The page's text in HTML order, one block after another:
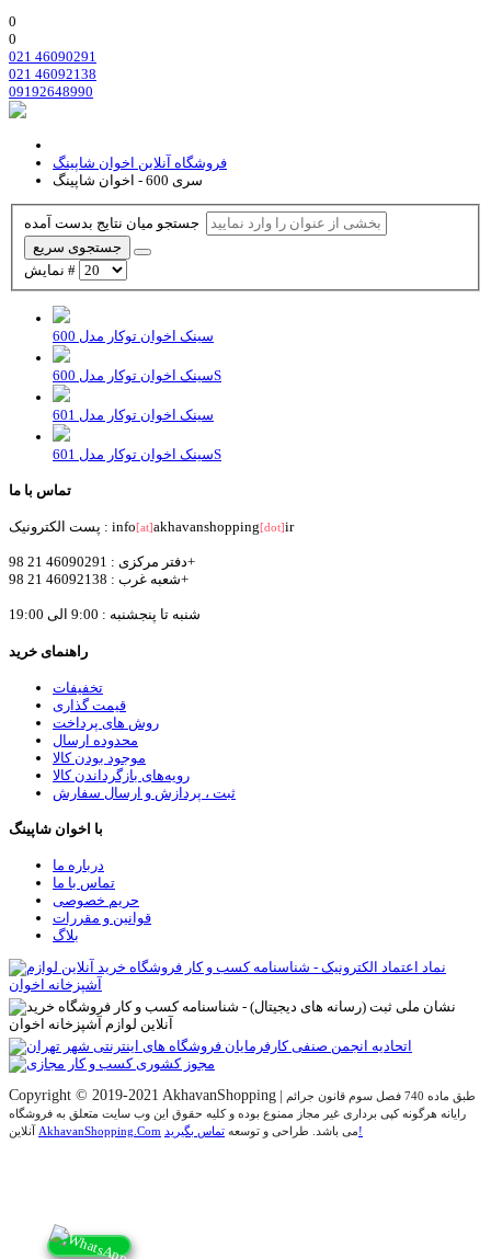
0
0
021 46090291
021 46092138
09192648990
فروشگاه آنلاین اخوان شاپینگ
سری 600 - اخوان شاپینگ
جستجوی سریع
نمایش #
سینک اخوان توکار مدل 600
سینک اخوان توکار مدل 600S
سینک اخوان توکار مدل 601
سینک اخوان توکار مدل 601S
تماس با ما
پست الکترونیک : info[at]akhavanshopping[dot]ir
دفتر مرکزی : 46090291 21 98+
شعبه غرب : 46092138 21 98+
شنبه تا پنجشنبه : 9:00 الی 19:00
راهنمای خرید
تخفیفات
قیمت گذاری
روش های پرداخت
محدوده ارسال
موجود بودن کالا
رویه‌های بازگرداندن کالا
ثبت ، پردازش و ارسال سفارش
با اخوان شاپینگ
درباره ما
تماس با ما
حریم خصوصی
قوانین و مقررات
بلاگ
Copyright © 2019-2021 AkhavanShopping | طبق ماده 740 فصل سوم قانون جرائم
رایانه هرگونه کپی برداری غیر مجاز ممنوع بوده و کلیه حقوق اين وب سايت متعلق به فروشگاه
AkhavanShopping.Com می باشد. طراحی و توسعهتماس بگیرید!